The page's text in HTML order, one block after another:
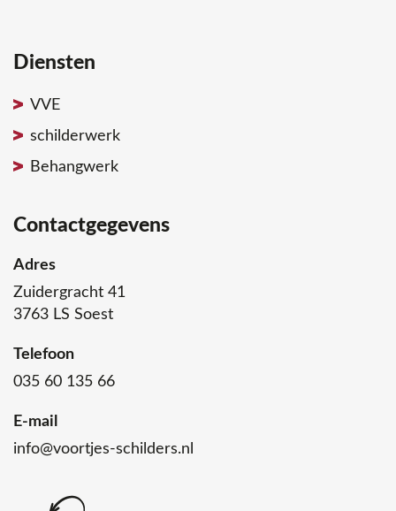
Diensten
VVE
schilderwerk
Behangwerk
Contactgegevens
Adres
Zuidergracht 41
3763 LS Soest
Telefoon
035 60 135 66
E-mail
info@voortjes-schilders.nl